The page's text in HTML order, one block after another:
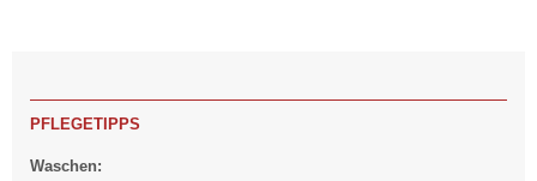
PFLEGETIPPS
Waschen: